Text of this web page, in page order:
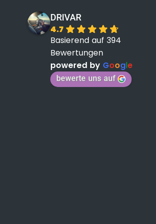
DRIVAR
4.7
Basierend auf 394
Bewertungen
powered by Google
bewerte uns auf